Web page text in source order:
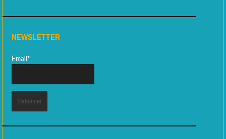
NEWSLETTER
Email*